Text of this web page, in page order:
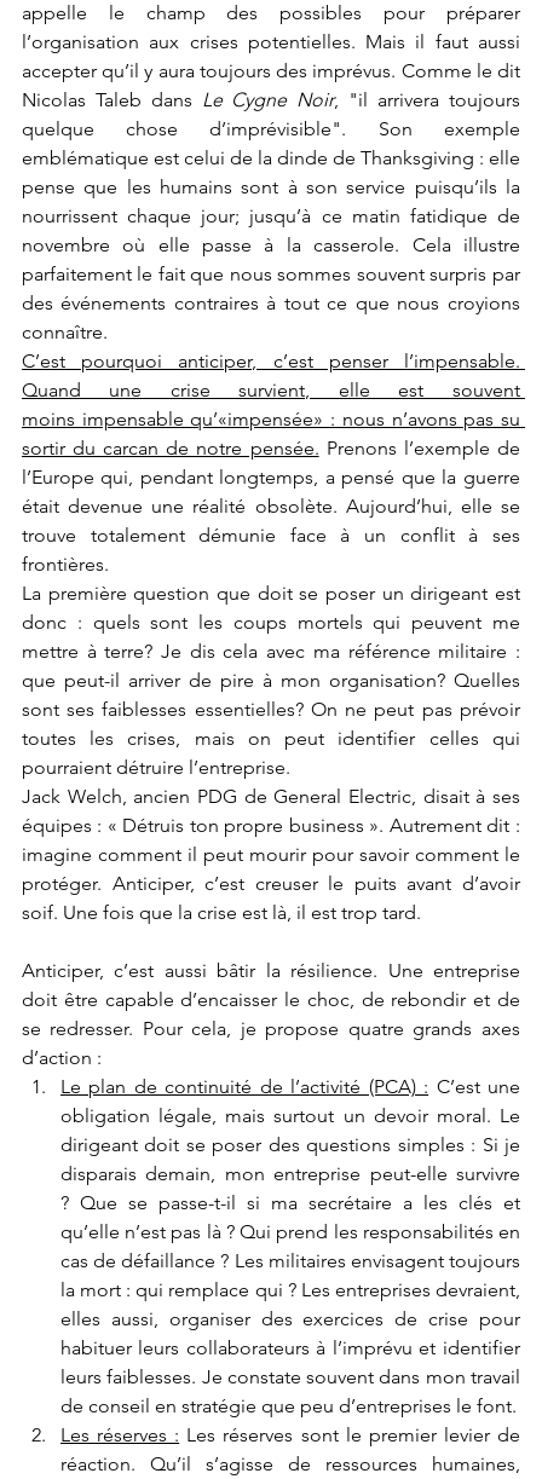
appelle le champ des possibles pour préparer
l’organisation aux crises potentielles. Mais il faut aussi
accepter qu’il y aura toujours des imprévus. Comme le dit
Nicolas Taleb dans Le Cygne Noir, "il arrivera toujours
quelque chose d’imprévisible". Son exemple
emblématique est celui de la dinde de Thanksgiving : elle
pense que les humains sont à son service puisqu’ils la
nourrissent chaque jour; jusqu’à ce matin fatidique de
novembre où elle passe à la casserole. Cela illustre
parfaitement le fait que nous sommes souvent surpris par
des événements contraires à tout ce que nous croyions
connaître.
C’est pourquoi anticiper, c’est penser l’impensable.
Quand une crise survient, elle est souvent
moins impensable qu’«impensée» : nous n’avons pas su
sortir du carcan de notre pensée. Prenons l’exemple de
l’Europe qui, pendant longtemps, a pensé que la guerre
était devenue une réalité obsolète. Aujourd’hui, elle se
trouve totalement démunie face à un conflit à ses
frontières.
La première question que doit se poser un dirigeant est
donc : quels sont les coups mortels qui peuvent me
mettre à terre? Je dis cela avec ma référence militaire :
que peut-il arriver de pire à mon organisation? Quelles
sont ses faiblesses essentielles? On ne peut pas prévoir
toutes les crises, mais on peut identifier celles qui
pourraient détruire l’entreprise.
Jack Welch, ancien PDG de General Electric, disait à ses
équipes : « Détruis ton propre business ». Autrement dit :
imagine comment il peut mourir pour savoir comment le
protéger. Anticiper, c’est creuser le puits avant d’avoir
soif. Une fois que la crise est là, il est trop tard.
Anticiper, c’est aussi bâtir la résilience. Une entreprise
doit être capable d’encaisser le choc, de rebondir et de
se redresser. Pour cela, je propose quatre grands axes
d’action :
Le plan de continuité de l’activité (PCA) : C’est une
obligation légale, mais surtout un devoir moral. Le
dirigeant doit se poser des questions simples : Si je
disparais demain, mon entreprise peut-elle survivre
? Que se passe-t-il si ma secrétaire a les clés et
qu’elle n’est pas là ? Qui prend les responsabilités en
cas de défaillance ? Les militaires envisagent toujours
la mort : qui remplace qui ? Les entreprises devraient,
elles aussi, organiser des exercices de crise pour
habituer leurs collaborateurs à l’imprévu et identifier
leurs faiblesses. Je constate souvent dans mon travail
de conseil en stratégie que peu d’entreprises le font.
Les réserves : Les réserves sont le premier levier de
réaction. Qu’il s’agisse de ressources humaines,